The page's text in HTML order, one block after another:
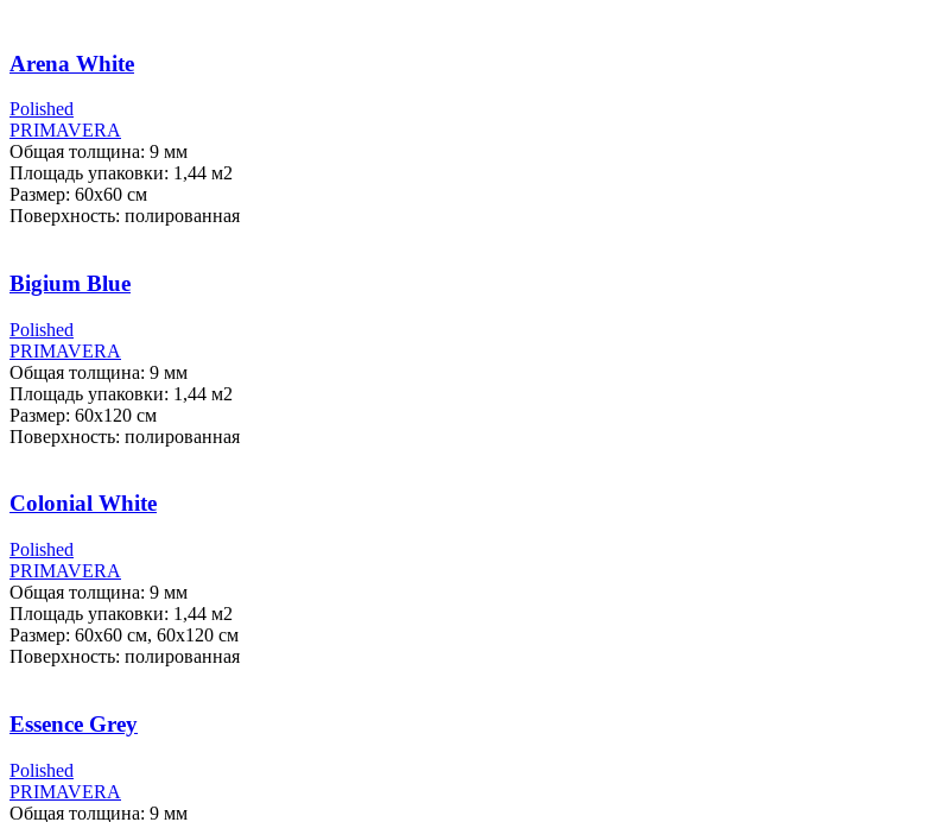
Arena White
Polished
PRIMAVERA
Общая толщина: 9 мм
Площадь упаковки: 1,44 м2
Размер: 60х60 см
Поверхность: полированная
Bigium Blue
Polished
PRIMAVERA
Общая толщина: 9 мм
Площадь упаковки: 1,44 м2
Размер: 60х120 см
Поверхность: полированная
Colonial White
Polished
PRIMAVERA
Общая толщина: 9 мм
Площадь упаковки: 1,44 м2
Размер: 60х60 см, 60х120 см
Поверхность: полированная
Essence Grey
Polished
PRIMAVERA
Общая толщина: 9 мм